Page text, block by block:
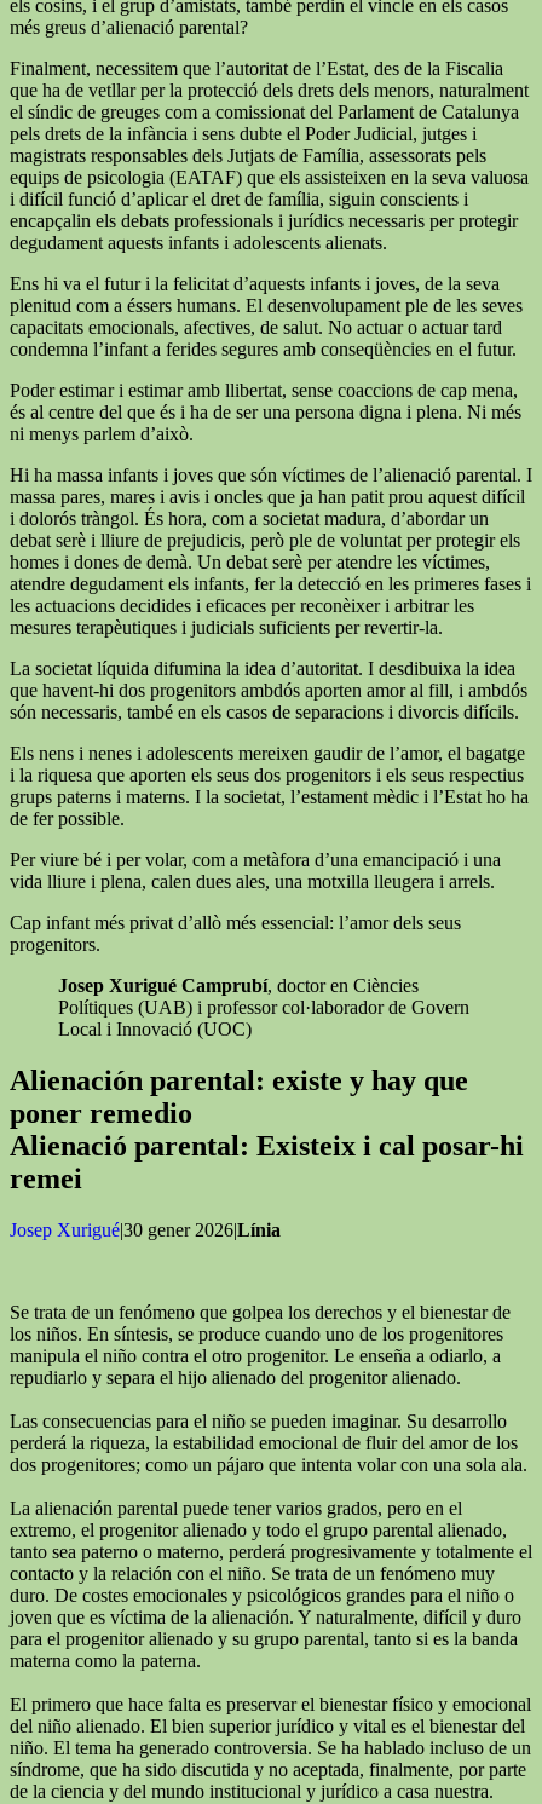
els cosins, i el grup d’amistats, també perdin el vincle en els casos
més greus d’alienació parental?
Finalment, necessitem que l’autoritat de l’Estat, des de la Fiscalia
que ha de vetllar per la protecció dels drets dels menors, naturalment
el síndic de greuges com a comissionat del Parlament de Catalunya
pels drets de la infància i sens dubte el Poder Judicial, jutges i
magistrats responsables dels Jutjats de Família, assessorats pels
equips de psicologia (EATAF) que els assisteixen en la seva valuosa
i difícil funció d’aplicar el dret de família, siguin conscients i
encapçalin els debats professionals i jurídics necessaris per protegir
degudament aquests infants i adolescents alienats.
Ens hi va el futur i la felicitat d’aquests infants i joves, de la seva
plenitud com a éssers humans. El desenvolupament ple de les seves
capacitats emocionals, afectives, de salut. No actuar o actuar tard
condemna l’infant a ferides segures amb conseqüències en el futur.
Poder estimar i estimar amb llibertat, sense coaccions de cap mena,
és al centre del que és i ha de ser una persona digna i plena. Ni més
ni menys parlem d’això.
Hi ha massa infants i joves que són víctimes de l’alienació parental. I
massa pares, mares i avis i oncles que ja han patit prou aquest difícil
i dolorós tràngol. És hora, com a societat madura, d’abordar un
debat serè i lliure de prejudicis, però ple de voluntat per protegir els
homes i dones de demà. Un debat serè per atendre les víctimes,
atendre degudament els infants, fer la detecció en les primeres fases i
les actuacions decidides i eficaces per reconèixer i arbitrar les
mesures terapèutiques i judicials suficients per revertir-la.
La societat líquida difumina la idea d’autoritat. I desdibuixa la idea
que havent-hi dos progenitors ambdós aporten amor al fill, i ambdós
són necessaris, també en els casos de separacions i divorcis difícils.
Els nens i nenes i adolescents mereixen gaudir de l’amor, el bagatge
i la riquesa que aporten els seus dos progenitors i els seus respectius
grups paterns i materns. I la societat, l’estament mèdic i l’Estat ho ha
de fer possible.
Per viure bé i per volar, com a metàfora d’una emancipació i una
vida lliure i plena, calen dues ales, una motxilla lleugera i arrels.
Cap infant més privat d’allò més essencial: l’amor dels seus
progenitors.
Josep Xurigué Camprubí, doctor en Ciències
Polítiques (UAB) i professor col·laborador de Govern
Local i Innovació (UOC)
Alienación parental: existe y hay que
poner remedio
Alienació parental: Existeix i cal posar-hi
remei
Josep Xurigué|30 gener 2026|Línia
Se trata de un fenómeno que golpea los derechos y el bienestar de
los niños. En síntesis, se produce cuando uno de los progenitores
manipula el niño contra el otro progenitor. Le enseña a odiarlo, a
repudiarlo y separa el hijo alienado del progenitor alienado.
Las consecuencias para el niño se pueden imaginar. Su desarrollo
perderá la riqueza, la estabilidad emocional de fluir del amor de los
dos progenitores; como un pájaro que intenta volar con una sola ala.
La alienación parental puede tener varios grados, pero en el
extremo, el progenitor alienado y todo el grupo parental alienado,
tanto sea paterno o materno, perderá progresivamente y totalmente el
contacto y la relación con el niño. Se trata de un fenómeno muy
duro. De costes emocionales y psicológicos grandes para el niño o
joven que es víctima de la alienación. Y naturalmente, difícil y duro
para el progenitor alienado y su grupo parental, tanto si es la banda
materna como la paterna.
El primero que hace falta es preservar el bienestar físico y emocional
del niño alienado. El bien superior jurídico y vital es el bienestar del
niño. El tema ha generado controversia. Se ha hablado incluso de un
síndrome, que ha sido discutida y no aceptada, finalmente, por parte
de la ciencia y del mundo institucional y jurídico a casa nuestra.